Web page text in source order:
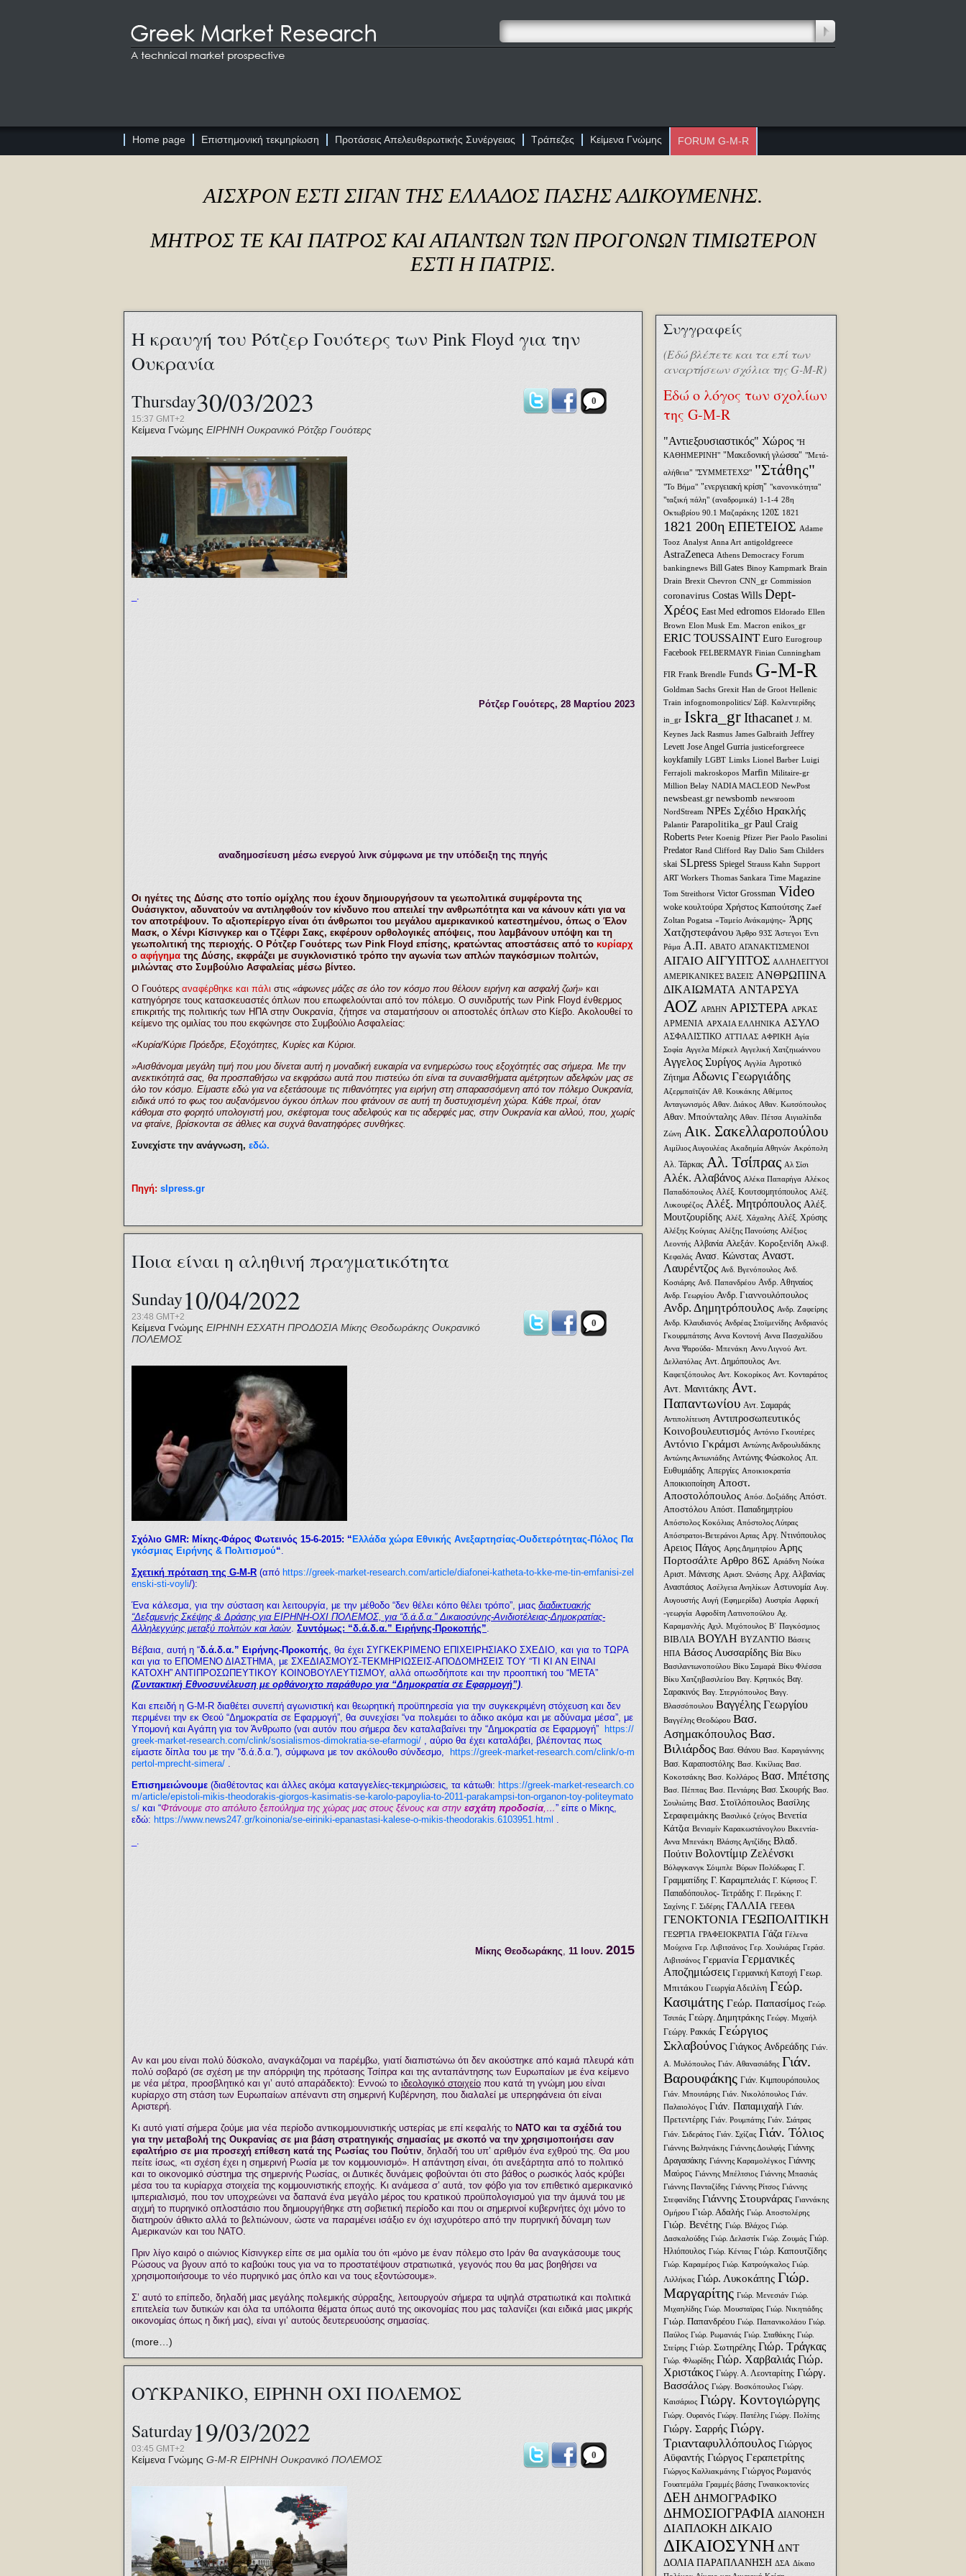
Home page Επιστημονική τεκμηρίωση Προτάσεις Απελευθερωτικής Συνέργειας Τράπεζες Κείμενα Γνώμης FORUM G-M-R
ΑΙΣΧΡΟΝ ΕΣΤΙ ΣΙΓΑΝ ΤΗΣ ΕΛΛΑΔΟΣ ΠΑΣΗΣ ΑΔΙΚΟΥΜΕΝΗΣ.
ΜΗΤΡΟΣ ΤΕ ΚΑΙ ΠΑΤΡΟΣ ΚΑΙ ΑΠΑΝΤΩΝ ΤΩΝ ΠΡΟΓΟΝΩΝ ΤΙΜΙΩΤΕΡΟΝ
ΕΣΤΙ Η ΠΑΤΡΙΣ.
Η κραυγή του Ρότζερ Γουότερς των Pink Floyd για την
Ουκρανία
Thursday30/03/2023
15:37 GMT+2
Κείμενα Γνώμης ΕΙΡΗΝΗ Ουκρανικό Ρότζερ Γουότερς
0
_.
Ρότζερ Γουότερς, 28 Μαρτίου 2023
αναδημοσίευση μέσω ενεργού λινκ σύμφωνα με την υπόδειξη της πηγής
Οι ηγέτες της Δύσης στο τοπίο ομίχλης που έχουν δημιουργήσουν τα γεωπολιτικά συμφέροντα της
Ουάσιγκτον, αδυνατούν να αντιληφθούν τον κίνδυνο που απειλεί την ανθρωπότητα και να κάνουν κάτι για να
τον αποτρέψουν. Το αξιοπερίεργο είναι ότι άνθρωποι του μεγάλου αμερικανικού κατεστημένου, όπως ο Έλον
Μασκ, ο Χένρι Κίσινγκερ και ο Τζέφρι Σακς, εκφέρουν ορθολογικές απόψεις, που λαμβάνουν υπόψη και τη
γεωπολιτική της περιοχής. Ο Ρότζερ Γουότερς των Pink Floyd επίσης, κρατώντας αποστάσεις από το κυρίαρχ
ο αφήγημα της Δύσης, εκφράζει με συγκλονιστικό τρόπο την αγωνία των απλών παγκόσμιων πολιτών,
μιλώντας στο Συμβούλιο Ασφαλείας μέσω βίντεο.
O Γουότερς αναφέρθηκε και πάλι στις «άφωνες μάζες σε όλο τον κόσμο που θέλουν ειρήνη και ασφαλή ζωή» και
κατηγόρησε τους κατασκευαστές όπλων που επωφελούνται από τον πόλεμο. Ο συνιδρυτής των Pink Floyd ένθερμος
επικριτής της πολιτικής των ΗΠΑ στην Ουκρανία, ζήτησε να σταματήσουν οι αποστολές όπλων στο Κίεβo. Ακολουθεί το
κείμενο της ομιλίας του που εκφώνησε στο Συμβούλιο Ασφαλείας:
«Κυρία/Κύριε Πρόεδρε, Εξοχότητες, Κυρίες και Κύριοι.
»Αισθάνομαι μεγάλη τιμή που μου δίνεται αυτή η μοναδική ευκαιρία να ενημερώσω τους εξοχότητές σας σήμερα. Με την
ανεκτικότητά σας, θα προσπαθήσω να εκφράσω αυτά που πιστεύω ότι είναι τα συναισθήματα αμέτρητων αδελφών μας σε
όλο τον κόσμο. Είμαστε εδώ για να εξετάσουμε τις πιθανότητες για ειρήνη στη σπαρασσόμενη από τον πόλεμο Ουκρανία,
ειδικά υπό το φως του αυξανόμενου όγκου όπλων που φτάνουν σε αυτή τη δυστυχισμένη χώρα. Κάθε πρωί, όταν
κάθομαι στο φορητό υπολογιστή μου, σκέφτομαι τους αδελφούς και τις αδερφές μας, στην Ουκρανία και αλλού, που, χωρίς
να φταίνε, βρίσκονται σε άθλιες και συχνά θανατηφόρες συνθήκες.
Συνεχίστε την ανάγνωση, εδώ.
Πηγή: slpress.gr
Ποια είναι η αληθινή πραγματικότητα
Sunday10/04/2022
23:48 GMT+2
Κείμενα Γνώμης ΕΙΡΗΝΗ ΕΣΧΑΤΗ ΠΡΟΔΟΣΙΑ Μίκης Θεοδωράκης Ουκρανικό
ΠΟΛΕΜΟΣ
0
Σχόλιο GMR: Μίκης-Φάρος Φωτεινός 15-6-2015: “ Ελλάδα χώρα Εθνικής Ανεξαρτησίας-Ουδετερότητας-Πόλος Πα
γκόσμιας Ειρήνης & Πολιτισμού“.
Σχετική πρόταση της G-M-R (από https://greek-market-research.com/article/diafonei-katheta-to-kke-me-tin-emfanisi-zel
enski-sti-voyli/):
Ένα κάλεσμα, για την σύσταση και λειτουργία, με την μέθοδο “δεν θέλει κόπο θέλει τρόπο”, μιας διαδικτυακής
“Δεξαμενής Σκέψης & Δράσης για ΕΙΡΗΝΗ-ΟΧΙ ΠΟΛΕΜΟΣ, για “δ.ά.δ.α.” Δικαιοσύνης-Ανιδιοτέλειας-Δημοκρατίας-
Αλληλεγγύης μεταξύ πολιτών και λαών. Συντόμως: “δ.ά.δ.α.” Ειρήνης-Προκοπής”.
Βέβαια, αυτή η “δ.ά.δ.α.” Ειρήνης-Προκοπής, θα έχει ΣΥΓΚΕΚΡΙΜΕΝΟ ΕΠΙΧΕΙΡΗΣΙΑΚΟ ΣΧΕΔΙΟ, και για το ΤΩΡΑ
και για το ΕΠΟΜΕΝΟ ΔΙΑΣΤΗΜΑ, με ΣΧΕΔΙΑΣΜΟΥΣ-ΤΕΚΜΗΡΙΩΣΕΙΣ-ΑΠΟΔΟΜΗΣΕΙΣ ΤΟΥ “ΤΙ ΚΙ ΑΝ ΕΙΝΑΙ
ΚΑΤΟΧΗ” ΑΝΤΙΠΡΟΣΩΠΕΥΤΙΚΟΥ ΚΟΙΝΟΒΟΥΛΕΥΤΙΣΜΟΥ, αλλά οπωσδήποτε και την προοπτική του “ΜΕΤΑ”
(Συντακτική Εθνοσυνέλευση με ορθάνοιχτο παράθυρο για “Δημοκρατία σε Εφαρμογή”).
Και επειδή η G-M-R διαθέτει συνεπή αγωνιστική και θεωρητική προϋπηρεσία για την συγκεκριμένη στόχευση και δεν
περιμένει την εκ Θεού “Δημοκρατία σε Εφαρμογή”, θα συνεχίσει “να πολεμάει το άδικο ακόμα και με αδύναμα μέσα”, με
Υπομονή και Αγάπη για τον Άνθρωπο (ναι αυτόν που σήμερα δεν καταλαβαίνει την “Δημοκρατία σε Εφαρμογή”
https://
greek-market-research.com/clink/sosialismos-dimokratia-se-efarmogi/ , αύριο θα έχει καταλάβει, βλέποντας πως
είμαστε δίπλα του με την “δ.ά.δ.α.”), σύμφωνα με τον ακόλουθο σύνδεσμο,
https://greek-market-research.com/clink/o-m
pertol-mprecht-simera/ .
Επισημειώνουμε (διαθέτοντας και άλλες ακόμα καταγγελίες-τεκμηριώσεις, τα κάτωθι: https://greek-market-research.co
m/article/epistoli-mikis-theodorakis-giorgos-kasimatis-se-karolo-papoylia-to-2011-parakampsi-ton-organon-toy-politeymato
s/ και “Φτάνουμε στο απόλυτο ξεπούλημα της χώρας μας στους ξένους και στην εσχάτη προδοσία,…” είπε ο Μίκης,
εδώ: https://www.news247.gr/koinonia/se-eiriniki-epanastasi-kalese-o-mikis-theodorakis.6103951.html .
_.
Μίκης Θεοδωράκης, 11 Ιουν. 2015
Αν και μου είναι πολύ δύσκολο, αναγκάζομαι να παρέμβω, γιατί διαπιστώνω ότι δεν ακούστηκε από καμιά πλευρά κάτι
πολύ σοβαρό (σε σχέση με την απόρριψη της πρότασης Τσίπρα και της ανταπάντησης των Ευρωπαίων με ένα κείμενο
με νέα μέτρα, προσβλητικό και γι’ αυτό απαράδεκτο): Εννοώ το ιδεολογικό στοιχείο που κατά τη γνώμη μου είναι
κυρίαρχο στη στάση των Ευρωπαίων απέναντι στη σημερινή Κυβέρνηση, που διαλαλεί με υπερηφάνεια ότι είναι
Αριστερή.
Κι αυτό γιατί σήμερα ζούμε μια νέα περίοδο αντικομμουνιστικής υστερίας με επί κεφαλής το ΝΑΤΟ και τα σχέδιά του
για την μεταβολή της Ουκρανίας σε μια βάση στρατηγικής σημασίας με σκοπό να την χρησιμοποιήσει σαν
εφαλτήριο σε μια προσεχή επίθεση κατά της Ρωσίας του Πούτιν, δηλαδή του υπ’ αριθμόν ένα εχθρού της. Θα μου
πείτε ίσως, «τι σχέση έχει η σημερινή Ρωσία με τον κομμουνισμό». Η απάντηση είναι, ότι ανεξάρτητα από το πολιτικό
και το οικονομικό σύστημα της σημερινής Ρωσίας, οι Δυτικές δυνάμεις φοβούνται ότι στο βάθος ο ρωσικός λαός κρύβει
μέσα του τα κυρίαρχα στοιχεία της κομμουνιστικής εποχής. Κι ανάμεσα σ’ αυτά, τον φόβο για τον επιθετικό αμερικανικό
ιμπεριαλισμό, που τον υποχρεώνει να δαπανά ένα μεγάλο μέρος του κρατικού προϋπολογισμού για την άμυνά του με
αιχμή το πυρηνικό οπλοστάσιο που δημιουργήθηκε στη σοβιετική περίοδο και που οι σημερινοί κυβερνήτες όχι μόνο το
διατηρούν άθικτο αλλά το βελτιώνουν, ώστε να παραμένει ισάξιο εν όχι ισχυρότερο από την πυρηνική δύναμη των
Αμερικανών και του ΝΑΤΟ.
Πριν λίγο καιρό ο αιώνιος Κίσινγκερ είπε σε μια ομιλία του ότι «μόνο με έναν πόλεμο στο Ιράν θα αναγκάσουμε τους
Ρώσους να βγουν από το καβούκι τους για να το προστατέψουν στρατιωτικά, γεγονός που θα μας βοηθήσει να
χρησιμοποιήσουμε το νέο πυρηνικό μας όπλο και να τους εξοντώσουμε».
Σ’ αυτό το επίπεδο, δηλαδή μιας μεγάλης πολεμικής σύρραξης, λειτουργούν σήμερα τα υψηλά στρατιωτικά και πολιτικά
επιτελεία των δυτικών και όλα τα υπόλοιπα θέματα όπως αυτό της οικονομίας που μας ταλανίζει (και ειδικά μιας μικρής
οικονομίας όπως η δική μας), είναι γι’ αυτούς δευτερευούσης σημασίας.
(more…)
ΟΥΚΡΑΝΙΚΟ, ΕΙΡΗΝΗ ΟΧΙ ΠΟΛΕΜΟΣ
Saturday19/03/2022
03:45 GMT+2
Κείμενα Γνώμης G-M-R ΕΙΡΗΝΗ Ουκρανικό ΠΟΛΕΜΟΣ 0
Συγγραφείς
(Εδώ βλέπετε και τα επί των
αναρτήσεων σχόλια της G-M-R)
Εδώ ο λόγος των σχολίων
της G-M-R
"Αντιεξουσιαστικός" Χώρος "Η
ΚΑΘΗΜΕΡΙΝΗ" "Μακεδονική γλώσσα" "Μετά-
αλήθεια" "ΣΥΜΜΕΤΕΧΩ" "Στάθης"
"Το Βήμα" "ενεργειακή κρίση" "κανονικότητα"
"ταξική πάλη" (αναδρομικά) 1-1-4 28η
Οκτωβρίου 90.1 Μαζαράκης 120Σ 1821
1821 200η ΕΠΕΤΕΙΟΣ Adame
Tooz Analyst Anna Art antigoldgreece
AstraZeneca Athens Democracy Forum
bankingnews Bill Gates Binoy Kampmark Brain
Drain Brexit Chevron CNN_gr Commission
coronavirus Costas Wills Dept-
Χρέος East Med edromos Eldorado Ellen
Brown Elon Musk Em. Macron enikos_gr
ERIC TOUSSAINT Euro Eurogroup
Facebook FELBERMAYR Finian Cunningham
FIR Frank Brendle Funds G-M-R
Goldman Sachs Grexit Han de Groot Hellenic
Train infognomonpolitics/ Σάβ. Καλεντερίδης
in_gr Iskra_grIthacanet J. M.
Keynes Jack Rasmus James Galbraith Jeffrey
Levett Jose Angel Gurria justiceforgreece
koykfamily LGBT Limks Lionel Barber Luigi
Ferrajoli makroskopos Marfin Militaire-gr
Million Belay NADIA MACLEOD NewPost
newsbeast.gr newsbomb newsroom
NordStream NPEs Σχέδιο Ηρακλής
Palantir Parapolitika_gr Paul Craig
Roberts Peter Koenig Pfizer Pier Paolo Pasolini
Predator Rand Clifford Ray Dalio Sam Childers
skai SLpress Spiegel Strauss Kahn Support
ART Workers Thomas Sankara Time Magazine
Tom Streithorst Victor Grossman Video
woke κουλτούρα Xρήστος Καπούτσης Zaef
Zoltan Pogatsa «Ταμείο Ανάκαμψης» Άρης
Χατζηστεφάνου Άρθρο 93Σ Άστεγοι Έντι
Ράμα Α.Π. ΑΒΑΤΟ ΑΓΑΝΑΚΤΙΣΜΕΝΟΙ
ΑΙΓΑΙΟ ΑΙΓΥΠΤΟΣ ΑΛΛΗΛΕΓΓΥΟΙ
ΑΜΕΡΙΚΑΝΙΚΕΣ ΒΑΣΕΙΣ ΑΝΘΡΩΠΙΝΑ
ΔΙΚΑΙΩΜΑΤΑ ΑΝΤΑΡΣΥΑ
ΑΟΖ ΑΡΔΗΝ ΑΡΙΣΤΕΡΑ ΑΡΚΑΣ
ΑΡΜΕΝΙΑ ΑΡΧΑΙΑ ΕΛΛΗΝΙΚΑ ΑΣΥΛΟ
ΑΣΦΑΛΙΣΤΙΚΟ ΑΤΤΙΛΑΣ ΑΦΡΙΚΗ Αγία
Σοφία Αγγελα Μέρκελ Αγγελική Χατζηιωάννου
Αγγελος Συρίγος Αγγλία Αγροτικό
Ζήτημα Αδωνις Γεωργιάδης
Αζερμπαϊτζάν Αθ. Κουκάκης Αθέμιτος
Ανταγωνισμός Αθαν. Διάκος Αθαν. Κωτσόπουλος
Αθαν. Μπούνταλης Αθαν. Πέτσα Αιγιαλίτιδα
Ζώνη Αικ. Σακελλαροπούλου
Αιμίλιος Αυγουλέας Ακαδημία Αθηνών Ακρόπολη
Αλ. Τάρκας Αλ. Τσίπρας Αλ Σίσι
Αλέκ. Αλαβάνος Αλέκα Παπαρήγα Αλέκος
Παπαδόπουλος Αλέξ. Κουτσομητόπουλος Αλέξ.
Λυκουρέζος Αλέξ. Μητρόπουλος Αλέξ.
Μουτζουρίδης Αλέξ. Χάχαλης Αλέξ. Χρύσης
Αλέξης Κούγιας Αλέξης Πανούσης Αλέξιος
Λεοντής Αλβανία Αλεξάν. Κοροξενίδη Αλκιβ.
Κεφαλάς Ανασ. Κώνστας Αναστ.
Λαυρέντζος Ανδ. Βγενόπουλος Ανδ.
Κοσιάρης Ανδ. Παπανδρέου Ανδρ. Αθηναίος
Ανδρ. Γεωργίου Ανδρ. Γιαννουλόπουλος
Ανδρ. Δημητρόπουλος Ανδρ. Ζαφείρης
Ανδρ. Κλαυδιανός Ανδρέας Στοϊμενίδης Ανδριανός
Γκουρμπάτσης Αννα Κοντονή Αννα Πασχαλίδου
Αννα Ψαρούδα- Μπενάκη Αννυ Λιγνού Αντ.
Δελλατόλας Αντ. Δημόπουλος Αντ.
Καφετζόπουλος Αντ. Κοκορίκος Αντ. Κονταράτος
Αντ. Μανιτάκης Αντ.
Παπαντωνίου Αντ. Σαμαράς
Αντιπολίτευση Αντιπροσωπευτικός
Κοινοβουλευτισμός Αντόνιο Γκουτέρες
Αντόνιο Γκράμσι Αντώνης Ανδρουλιδάκης
Αντώνης Αντωνιάδης Αντώνης Φώσκολος Απ.
Ευθυμιάδης Απεργίες Αποικιοκρατία
Αποικιοποίηση Αποστ.
Αποστολόπουλος Απόσ. Δοξιάδης Απόστ.
Αποστόλου Απόστ. Παπαδημητρίου
Απόστολος Κοκόλιας Απόστολος Λύτρας
Απόστρατοι-Βετεράνοι Αρτας Αργ. Ντινόπουλος
Αρειος Πάγος Αρης Δημητρίου Αρης
Πορτοσάλτε Αρθρο 86Σ Αριάδνη Nούκα
Αριστ. Μάνεσης Αριστ. Ωνάσης Αρχ. Αλβανίας
Αναστάσιος Ασέλγεια Ανηλίκων Αστυνομία Αυγ.
Αυγουστής Αυγή (Εφημερίδα) Αυστρία Αφρική
-γεωργία Αφροδίτη Λατινοπούλου Αχ.
Καραμανλής Αχιλ. Μιχόπουλος Β΄ Παγκόσμιος
ΒΙΒΛΙΑ ΒΟΥΛΗ ΒΥΖΑΝΤΙΟ Βάσεις
ΗΠΑ Βάσος Λυσσαρίδης Βία Βίκυ
Βασιλαντωνοπούλου Βίκυ Σαμαρά Βίκυ Φλέσσα
Βίκυ Χατζηβασιλείου Βαγ. Κρητικός Βαγ.
Σαρακινός Βαγ. Στεργιόπουλος Βαγγ.
Βλασσόπουλου Βαγγέλης Γεωργίου
Βαγγέλης Θεοδώρου Βασ.
Ασημακόπουλος Βασ.
Βιλιάρδος Βασ. Θάνου Βασ. Καραγιάννης
Βασ. Καραποστόλης Βασ. Κικίλιας Βασ.
Κοκοτσάκης Βασ. Κολλάρος Βασ. Μπέτσης
Βασ. Πέππας Βασ. Πεντάρης Βασ. Σκουρής Βασ.
Σουλιώτης Βασ. Στοϊλόπουλος Βασίλης
Σεραφειμάκης Βασιλικό ζεύγος Βενετία
Κάτζια Βενιαμίν Καρακωστάνογλου Βικεντία-
Αννα Μπενάκη Βλάσης Αγτζίδης Βλαδ.
Πούτιν Βολοντίμιρ Ζελένσκι
Βόλφγκανγκ Σόιμπλε Βύρων Πολύδωρας Γ.
Γραμματίδης Γ. Καραμπελιάς Γ. Κύρτσος Γ.
Παπαδόπουλος- Τετράδης Γ. Περάκης Γ.
Σαχίνης Γ. Σιδέρης ΓΑΛΛΙΑ ΓΕΕΘΑ
ΓΕΝΟΚΤΟΝΙΑ ΓΕΩΠΟΛΙΤΙΚΗ
ΓΕΩΡΓΙΑ ΓΡΑΦΕΙΟΚΡΑΤΙΑ Γάζα Γέλενα
Μούχινα Γερ. Λιβιτσάνος Γερ. Χουλιάρας Γεράσ.
Λιβιτσάνος Γερμανία Γερμανικές
Αποζημιώσεις Γερμανική Κατοχή Γεωρ.
Μπιτάκου Γεωργία Αδειλίνη Γεώρ.
Κασιμάτης Γεώρ. Παπασίμος Γεώρ.
Τσιπάς Γεώργ. Δημητράκης Γεώργ. Μιχαήλ
Γεώργ. Ρακκάς Γεώργιος
Σκλαβούνος Γιάγκος Ανδρεάδης Γιάν.
Α. Μυλόπουλος Γιάν. Αθανασιάδης Γιάν.
Βαρουφάκης Γιάν. Κιμπουρόπουλος
Γιάν. Μπουτάρης Γιάν. Νικολόπουλος Γιάν.
Παλαιολόγος Γιάν. Παπαμιχαήλ Γιάν.
Πρετεντέρης Γιάν. Ρουμπάτης Γιάν. Σιάτρας
Γιάν. Σιδεράτος Γιάν. Σχίζας Γιάν. Τόλιος
Γιάννης Βαληνάκης Γιάννης Δουλφής Γιάννης
Δραγασάκης Γιάννης Καραμολέγκος Γιάννης
Μαύρος Γιάννης Μπέλτσιος Γιάννης Μπασιάς
Γιάννης Πανταζίδης Γιάννης Ρίτσος Γιάννης
Στεφανίδης Γιάννης Στουρνάρας Γιαννάκης
Ομήρου Γιώρ. Αδαλής Γιώρ. Αποστολέρης
Γιώρ. Βενέτης Γιώρ. Βλάχος Γιώρ.
Δασκαλούδης Γιώρ. Δελαστίκ Γιώρ. Ζουμάς Γιώρ.
Ηλιόπουλος Γιώρ. Κέντας Γιώρ. Καπουτζίδης
Γιώρ. Καραμέρος Γιώρ. Κατρούγκαλος Γιώρ.
Λιλλήκας Γιώρ. Λυκοκάπης Γιώρ.
Μαργαρίτης Γιώρ. Μενεσιάν Γιώρ.
Μιχαηλίδης Γιώρ. Μουσταϊρας Γιώρ. Νικητιάδης
Γιώρ. Παπανδρέου Γιώρ. Παπανικολάου Γιώρ.
Παύλος Γιώρ. Ρωμανιάς Γιώρ. Σταθάκης Γιώρ.
Στείρης Γιώρ. Σωτηρέλης Γιώρ. Τράγκας
Γιώρ. Φλωρίδης Γιώρ. Χαρβαλιάς Γιώρ.
Χριστάκος Γιώργ. Α. Λεονταρίτης Γιώργ.
Βασσάλος Γιώργ. Βοσκόπουλος Γιώργ.
Καισάριος Γιώργ. Κοντογιώργης
Γιώργ. Ουρανός Γιώργ. Πατέλης Γιώργ. Πολίτης
Γιώργ. Σαρρής Γιώργ.
Τριανταφυλλόπουλος Γιώργος
Αϋφαντής Γιώργος Γεραπετρίτης
Γιώργος Καλλιακμάνης Γιώργος Ρωμανός
Γουατεμάλα Γραμμές βάσης Γυναικοκτονίες
ΔΕΗ ΔΗΜΟΓΡΑΦΙΚΟ
ΔΗΜΟΣΙΟΓΡΑΦΙΑ ΔΙΑΝΟΗΣΗ
ΔΙΑΠΛΟΚΗ ΔΙΚΑΙΟ
ΔΙΚΑΙΟΣΥΝΗ ΔΝΤ
ΔΟΛΙΑ ΠΑΡΑΠΛΑΝΗΣΗ ΔΣΑ Δίκαιο